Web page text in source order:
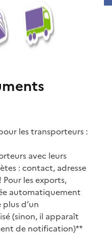
les transporteurs :
avec leurs
: contact, adresse
Pour les exports,
automatiquement
d’un
(sinon, il apparaît
de notification)**